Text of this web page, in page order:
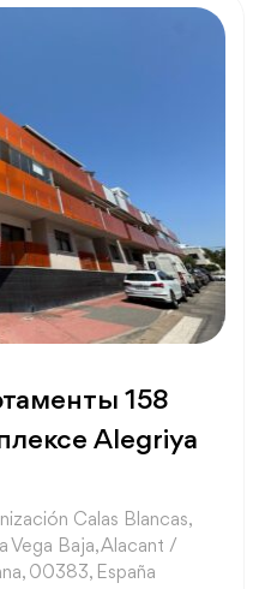
158
Alegriya
Calas Blancas,
Vega Baja, Alacant /
00383, España